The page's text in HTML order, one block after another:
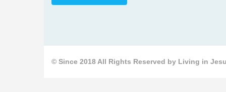
© Since 2018 All Rights Reserved by Living in